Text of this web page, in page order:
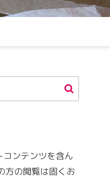
ンテンツを含ん
方の閲覧は固くお